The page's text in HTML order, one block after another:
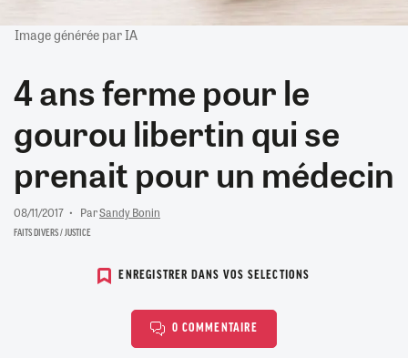
Image générée par IA
4 ans ferme pour le
gourou libertin qui se
prenait pour un médecin
08/11/2017 ParSandy Bonin
FAITS DIVERS / JUSTICE
ENREGISTRER DANS VOS SELECTIONS
0 COMMENTAIRE